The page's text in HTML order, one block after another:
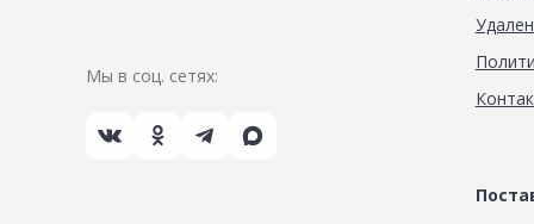
Мы в соц. сетях: